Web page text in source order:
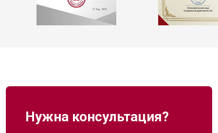
Нужна консультация?